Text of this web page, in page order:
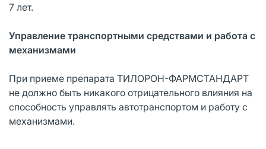
7 лет.
Управление транспортными средствами и работа с
механизмами
При приеме препарата ТИЛОРОН-ФАРМСТАНДАРТ
не должно быть никакого отрицательного влияния на
способность управлять автотранспортом и работу с
механизмами.